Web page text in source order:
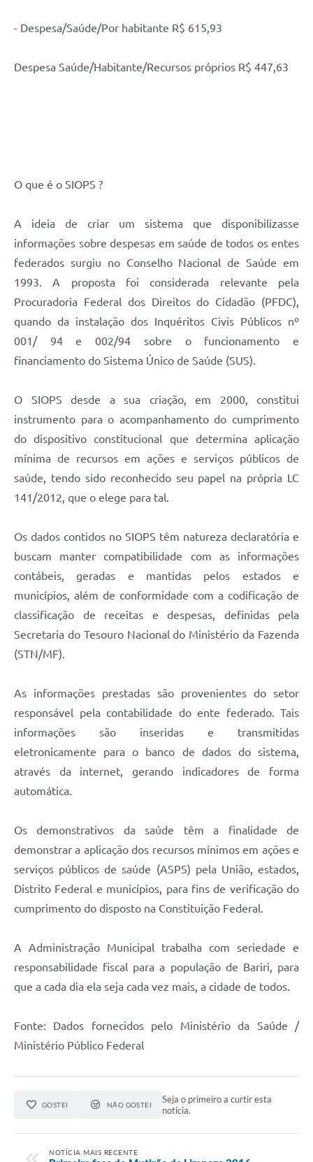
- Despesa/Saúde/Por habitante R$ 615,93
Despesa Saúde/Habitante/Recursos próprios R$ 447,63
O que é o SIOPS ?
A ideia de criar um sistema que disponibilizasse
informações sobre despesas em saúde de todos os entes
federados surgiu no Conselho Nacional de Saúde em
1993. A proposta foi considerada relevante pela
Procuradoria Federal dos Direitos do Cidadão (PFDC),
quando da instalação dos Inquéritos Civis Públicos nº
001/ 94 e 002/94 sobre o funcionamento e
financiamento do Sistema Único de Saúde (SUS).
O SIOPS desde a sua criação, em 2000, constitui
instrumento para o acompanhamento do cumprimento
do dispositivo constitucional que determina aplicação
mínima de recursos em ações e serviços públicos de
saúde, tendo sido reconhecido seu papel na própria LC
141/2012, que o elege para tal.
Os dados contidos no SIOPS têm natureza declaratória e
buscam manter compatibilidade com as informações
contábeis, geradas e mantidas pelos estados e
municípios, além de conformidade com a codificação de
classificação de receitas e despesas, definidas pela
Secretaria do Tesouro Nacional do Ministério da Fazenda
(STN/MF).
As informações prestadas são provenientes do setor
responsável pela contabilidade do ente federado. Tais
informações são inseridas e transmitidas
eletronicamente para o banco de dados do sistema,
através da internet, gerando indicadores de forma
automática.
Os demonstrativos da saúde têm a finalidade de
demonstrar a aplicação dos recursos mínimos em ações e
serviços públicos de saúde (ASPS) pela União, estados,
Distrito Federal e municípios, para fins de verificação do
cumprimento do disposto na Constituição Federal.
A Administração Municipal trabalha com seriedade e
responsabilidade fiscal para a população de Bariri, para
que a cada dia ela seja cada vez mais, a cidade de todos.
Fonte: Dados fornecidos pelo Ministério da Saúde /
Ministério Público Federal
GOSTEI NÃO GOSTEI
Seja o primeiro a curtir esta
notícia.
NOTÍCIA MAIS RECENTE